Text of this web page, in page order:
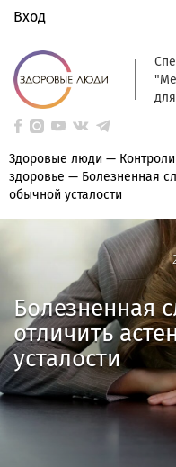
Вход
Здоровые люди —
здоровье — Болезненная
обычной усталости
Болезненная
отличить
усталости